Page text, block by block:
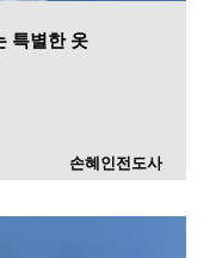
특별한 옷
손혜인전도사